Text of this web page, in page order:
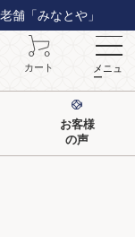
舗「みなとや」
カート メニュ
ー
お客様
の声